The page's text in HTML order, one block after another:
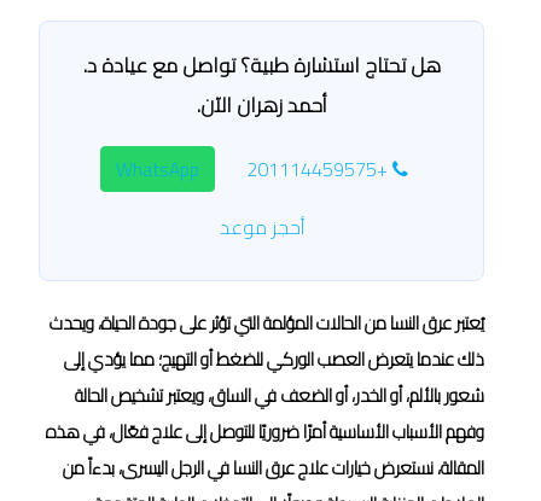
هل تحتاج استشارة طبية؟ تواصل مع عيادة د.
أحمد زهران الآن.
+201114459575
WhatsApp
أحجز موعد
يُعتبر عرق النسا من الحالات المؤلمة التي تؤثر على جودة الحياة، ويحدث
ذلك عندما يتعرض العصب الوركي للضغط أو التهيج؛ مما يؤدي إلى
شعور بالألم، أو الخدر، أو الضعف في الساق، ويعتبر تشخيص الحالة
وفهم الأسباب الأساسية أمرًا ضروريًا للتوصل إلى علاج فعّال، في هذه
المقالة، نستعرض خيارات علاج عرق النسا في الرجل اليسرى، بدءاً من